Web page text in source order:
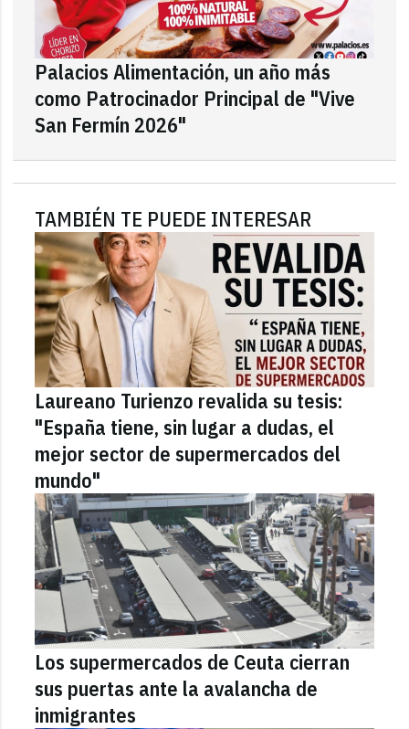
Palacios Alimentación, un año más
como Patrocinador Principal de "Vive
San Fermín 2026"
TAMBIÉN TE PUEDE INTERESAR
Laureano Turienzo revalida su tesis:
"España tiene, sin lugar a dudas, el
mejor sector de supermercados del
mundo"
Los supermercados de Ceuta cierran
sus puertas ante la avalancha de
inmigrantes